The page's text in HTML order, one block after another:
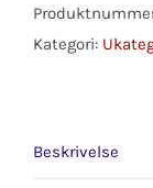
antall
Kategori:
Beskrivelse